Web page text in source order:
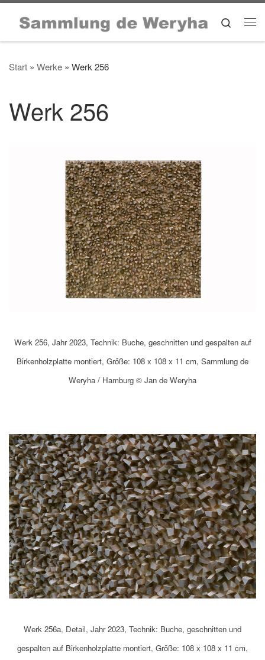
Zum Inhalt springen Search
Start » Werke » Werk 256
Werk 256
Werk 256, Jahr 2023, Technik: Buche, geschnitten und gespalten auf
Birkenholzplatte montiert, Größe: 108 x 108 x 11 cm, Sammlung de
Weryha / Hamburg © Jan de Weryha
Werk 256a, Detail, Jahr 2023, Technik: Buche, geschnitten und
gespalten auf Birkenholzplatte montiert, Größe: 108 x 108 x 11 cm,